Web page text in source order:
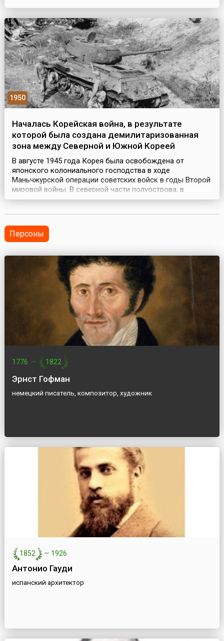
провозглашения независимости Соединенных Штатов
готовился полгода и даже построил немного
усовершенст...
1950
Началась Корейская война, в результате
которой была создана демилитаризованная
зона между Северной и Южной Кореей
В августе 1945 года Корея была освобождена от
японского колониального господства в ходе
Маньчжурской операции советских войск в годы Второй
мировой войны. В северной части полуострова, в
которую вступила Красная Армия, установился
власти Ли Сын Ман – один из лидеров
антикоммунистического националис...
Персоны
1776 — 1822
Эрнст Гофман
немецкий писатель, композитор, художник
1852 — 1926
Антонио Гауди
испанский архитектор